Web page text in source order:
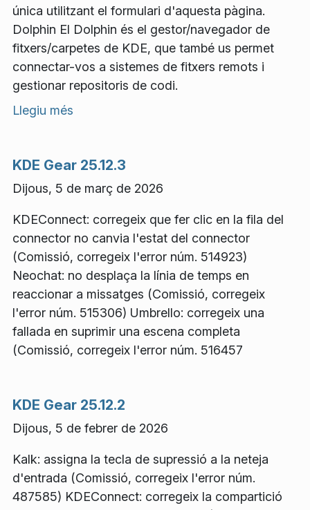
única utilitzant el formulari d'aquesta pàgina.
Dolphin El Dolphin és el gestor/navegador de
fitxers/carpetes de KDE, que també us permet
connectar-vos a sistemes de fitxers remots i
gestionar repositoris de codi.
Llegiu més
KDE Gear 25.12.3
Dijous, 5 de març de 2026
KDEConnect: corregeix que fer clic en la fila del
connector no canvia l'estat del connector
(Comissió, corregeix l'error núm. 514923)
Neochat: no desplaça la línia de temps en
reaccionar a missatges (Comissió, corregeix
l'error núm. 515306) Umbrello: corregeix una
fallada en suprimir una escena completa
(Comissió, corregeix l'error núm. 516457
KDE Gear 25.12.2
Dijous, 5 de febrer de 2026
Kalk: assigna la tecla de supressió a la neteja
d'entrada (Comissió, corregeix l'error núm.
487585) KDEConnect: corregeix la compartició